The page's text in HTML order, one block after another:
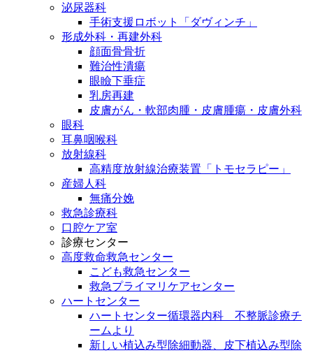
泌尿器科
手術支援ロボット「ダヴィンチ」
形成外科・再建外科
顔面骨骨折
難治性潰瘍
眼瞼下垂症
乳房再建
皮膚がん・軟部肉腫・皮膚腫瘍・皮膚外科
眼科
耳鼻咽喉科
放射線科
高精度放射線治療装置「トモセラピー」
産婦人科
無痛分娩
救急診療科
口腔ケア室
診療センター
高度救命救急センター
こども救急センター
救急プライマリケアセンター
ハートセンター
ハートセンター循環器内科 不整脈診療チ
ームより
新しい植込み型除細動器、皮下植込み型除